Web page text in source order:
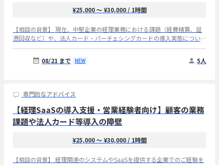
¥25,000 〜 ¥30,000 / 1時間
【相談の背景】 現在、中堅企業の経理業務における課題（経費精算、証
憑回収など）や、法人カード・パーチェシングカードの導入実態について
市場調査を行っており、ご経験者の方にお話をお伺いしたく考えておりま
1,000名の中堅企業でのご所属経験 ・経理・財務部長のご経験（複数社で
されていたご経験 【お伺いしたいこと】 ① ご経験の会社ではどのような
システム・社内フローおよびマニュアルで経費精算、証憑回収、カード明
細突合、予算管理を行っていたか。特に工数がかかるところはどこか ②
証憑未提出、明細突合、部門別予算管理などで、負荷・リスクが特に大き
い業務は何か ③ 法人カードおよびパーチェシングカードを導入・拡大・
【インタビュー実施概要】 所要時間：1時間 実施時期：8月10日(月)〜 8
08/21 まで NEW 5人
専門的なアドバイス
【経理SaaSの導入支援・営業経験者向け】顧客の業務
課題や法人カード等導入の障壁
¥25,000 〜 ¥30,000 / 1時間
【相談の背景】 経理関連のシステムやSaaSを提供する企業でのご経験を